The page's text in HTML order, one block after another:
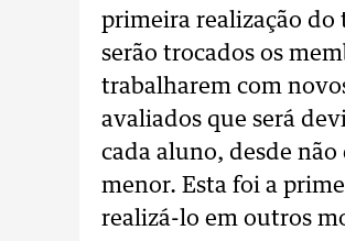
primeira realização do
serão trocados os
trabalharem com
avaliados que será
cada aluno, desde
menor. Esta foi a
realizá-lo em outros